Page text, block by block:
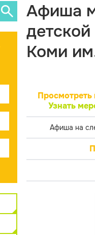
Афиша
Коми
Просмотреть
Узнать
Афиша на